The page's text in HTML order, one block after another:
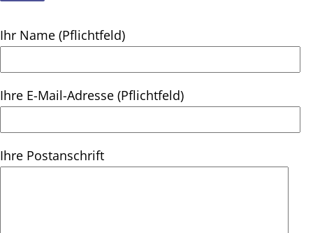
Ihr Name (Pflichtfeld)
Ihre E-Mail-Adresse (Pflichtfeld)
Ihre Postanschrift